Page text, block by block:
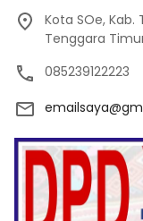
Kota SOe, Kab.
Tenggara
085239122223